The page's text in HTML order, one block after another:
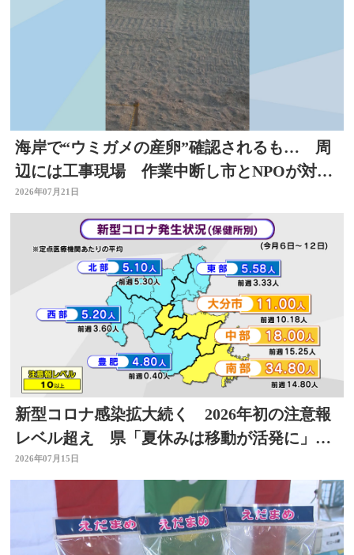
海岸で“ウミガメの産卵”確認されるも… 周
辺には工事現場 作業中断し市とNPOが対応
を協議 大分
2026年07月21日
新型コロナ感染拡大続く 2026年初の注意報
レベル超え 県「夏休みは移動が活発に」感
染対策を 大分
2026年07月15日